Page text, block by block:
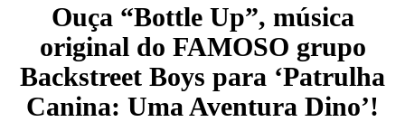
Ouça “Bottle Up”, música
original do FAMOSO grupo
Backstreet Boys para ‘Patrulha
Canina: Uma Aventura Dino’!